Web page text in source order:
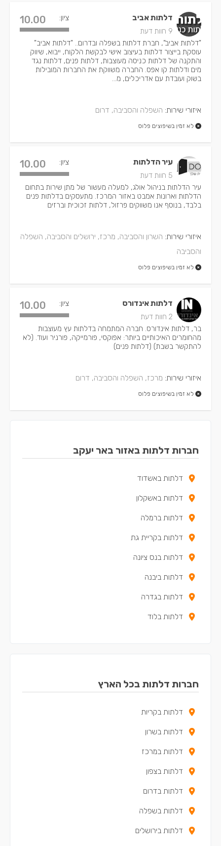
דלתות אביב
9 חוות דעת
ציון: 10.00
"דלתות אביב", חברת דלתות בשפלה ובדרום.. "דלתות אביב"
עוסקת בייצור דלתות בעיצוב אישי לבקשת הלקוח, ייבוא, שיווק
והתקנה של דלתות כניסה מעוצבות, דלתות פנים, דלתות נגד
מים ודלתות קו אפס. החברה משווקת את החברות המובילות
בשוק ועובדת עם אדריכלים, מ...
איזורי שירות: השפלה והסביבה, דרום
לא זמין בשיפוצים פלוס
עיר הדלתות
5 חוות דעת
ציון: 10.00
עיר הדלתות בניהול אולג, למעלה מעשור של מתן שירות בתחום
הדלתות וארונות אמבט באזור המרכז. מתעסקים בדלתות פנים
בלבד, בנוסף אנו משווקים פרזול, דלתות זכוכית וברזים
איזורי שירות: השרון והסביבה, מרכז, ירושלים והסביבה, השפלה
והסביבה
לא זמין בשיפוצים פלוס
דלתות אינדורס
2 חוות דעת
ציון: 10.00
בר, דלתות אינדורס. חברה המתמחה בדלתות עץ מעוצבות
מהחומרים האיכותיים ביותר: אפוקסי, פורמייקה, פורניר ועוד. (לא
להתקשר בשבת) (דלתות פנים)
איזורי שירות: מרכז, השפלה והסביבה, דרום
לא זמין בשיפוצים פלוס
חברות דלתות באזור באר יעקב
דלתות באשדוד
דלתות באשקלון
דלתות ברמלה
דלתות בקריית גת
דלתות בנס ציונה
דלתות ביבנה
דלתות בגדרה
דלתות בלוד
דלתות בקריית מלאכי
דלתות בקריית עקרון
דלתות במזכרת בתיה
חברות דלתות בכל הארץ
דלתות בקריות
דלתות בשרון
דלתות במרכז
דלתות בצפון
דלתות בדרום
דלתות בשפלה
דלתות בירושלים